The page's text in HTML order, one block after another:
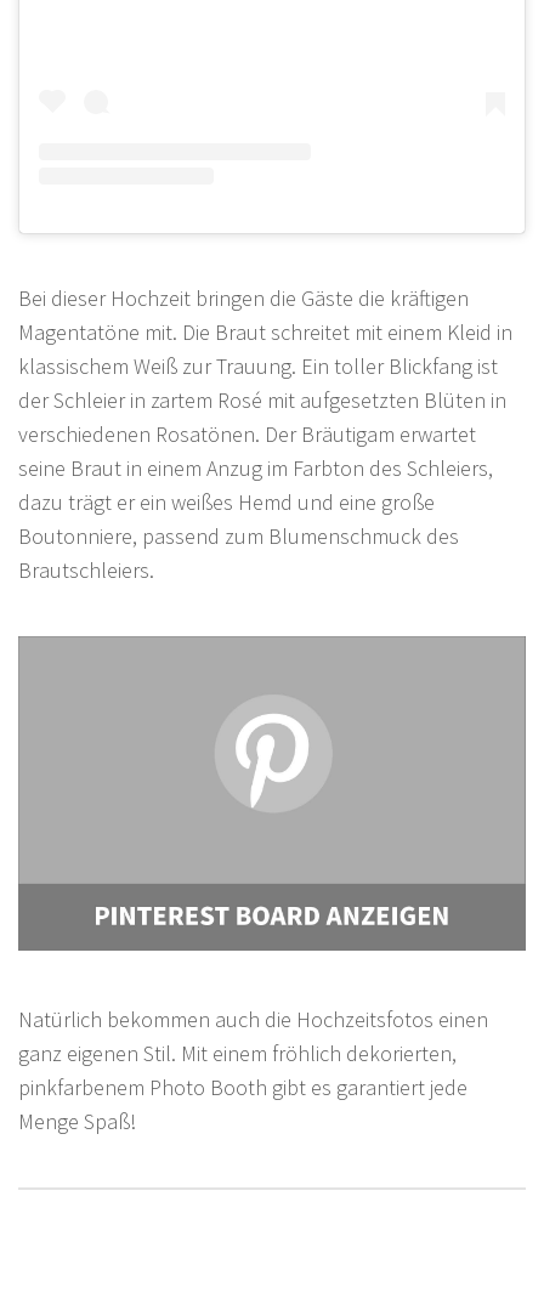
Bei dieser Hochzeit bringen die Gäste die kräftigen
Magentatöne mit. Die Braut schreitet mit einem Kleid in
klassischem Weiß zur Trauung. Ein toller Blickfang ist
der Schleier in zartem Rosé mit aufgesetzten Blüten in
verschiedenen Rosatönen. Der Bräutigam erwartet
seine Braut in einem Anzug im Farbton des Schleiers,
dazu trägt er ein weißes Hemd und eine große
Boutonniere, passend zum Blumenschmuck des
Brautschleiers.
Natürlich bekommen auch die Hochzeitsfotos einen
ganz eigenen Stil. Mit einem fröhlich dekorierten,
pinkfarbenem Photo Booth gibt es garantiert jede
Menge Spaß!